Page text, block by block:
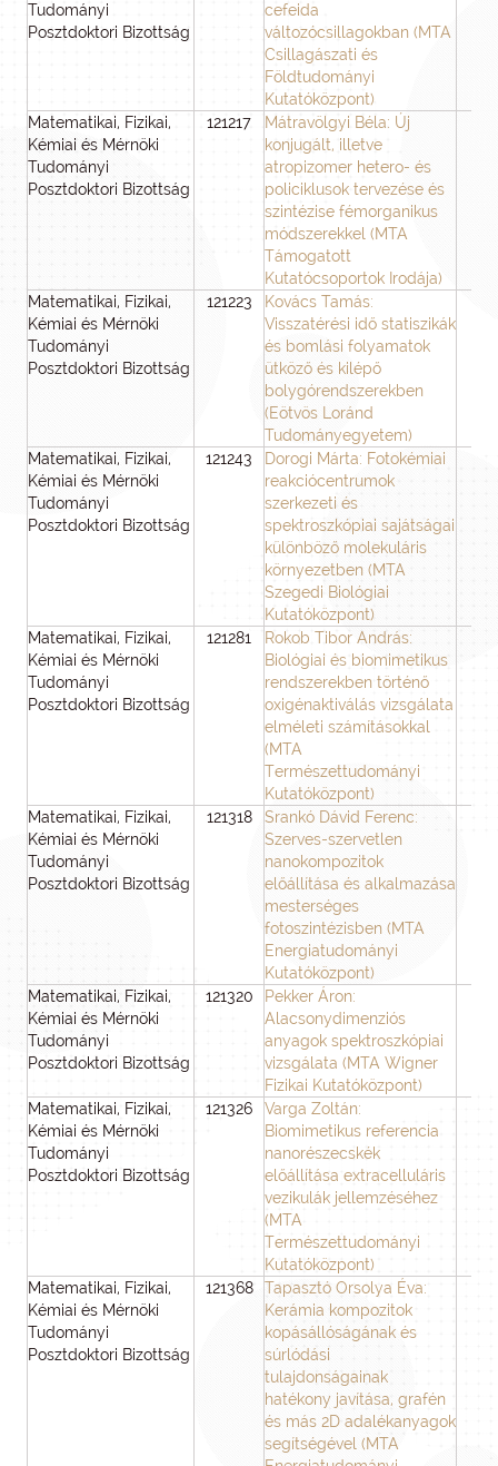
Tudományi
Posztdoktori Bizottság
cefeida
változócsillagokban (MTA
Csillagászati és
Földtudományi
Kutatóközpont)
Matematikai, Fizikai,
Kémiai és Mérnöki
Tudományi
Posztdoktori Bizottság
121217
Mátravölgyi Béla: Új
konjugált, illetve
atropizomer hetero- és
policiklusok tervezése és
szintézise fémorganikus
módszerekkel (MTA
Támogatott
Kutatócsoportok Irodája)
Matematikai, Fizikai,
Kémiai és Mérnöki
Tudományi
Posztdoktori Bizottság
121223
Kovács Tamás:
Visszatérési idő statiszikák
és bomlási folyamatok
ütköző és kilépő
bolygórendszerekben
(Eötvös Loránd
Tudományegyetem)
Matematikai, Fizikai,
Kémiai és Mérnöki
Tudományi
Posztdoktori Bizottság
121243
Dorogi Márta: Fotokémiai
reakciócentrumok
szerkezeti és
spektroszkópiai sajátságai
különböző molekuláris
környezetben (MTA
Szegedi Biológiai
Kutatóközpont)
Matematikai, Fizikai,
Kémiai és Mérnöki
Tudományi
Posztdoktori Bizottság
121281
Rokob Tibor András:
Biológiai és biomimetikus
rendszerekben történő
oxigénaktiválás vizsgálata
elméleti számításokkal
(MTA
Természettudományi
Kutatóközpont)
Matematikai, Fizikai,
Kémiai és Mérnöki
Tudományi
Posztdoktori Bizottság
121318
Srankó Dávid Ferenc:
Szerves-szervetlen
nanokompozitok
előállítása és alkalmazása
mesterséges
fotoszintézisben (MTA
Energiatudományi
Kutatóközpont)
Matematikai, Fizikai,
Kémiai és Mérnöki
Tudományi
Posztdoktori Bizottság
121320
Pekker Áron:
Alacsonydimenziós
anyagok spektroszkópiai
vizsgálata (MTA Wigner
Fizikai Kutatóközpont)
Matematikai, Fizikai,
Kémiai és Mérnöki
Tudományi
Posztdoktori Bizottság
121326
Varga Zoltán:
Biomimetikus referencia
nanorészecskék
előállítása extracelluláris
vezikulák jellemzéséhez
(MTA
Természettudományi
Kutatóközpont)
Matematikai, Fizikai,
Kémiai és Mérnöki
Tudományi
Posztdoktori Bizottság
121368
Tapasztó Orsolya Éva:
Kerámia kompozitok
kopásállóságának és
súrlódási
tulajdonságainak
hatékony javítása, grafén
és más 2D adalékanyagok
segítségével (MTA